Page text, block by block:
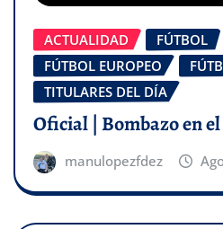
ACTUALIDAD
FÚTBOL
FÚTBOL EUROPEO
TITULARES DEL DÍA
Oficial | Bombazo en
manulopezfdez